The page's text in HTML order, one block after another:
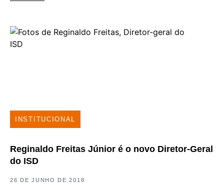
INSTITUCIONAL
Reginaldo Freitas Júnior é o novo Diretor-Geral
do ISD
26 DE JUNHO DE 2018